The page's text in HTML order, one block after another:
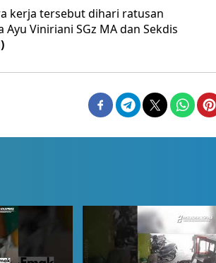
kerja tersebut dihari ratusan
Ayu Viniriani SGz MA dan Sekdis